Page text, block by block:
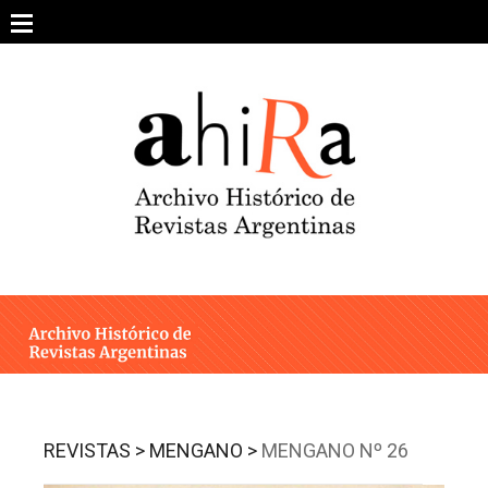
content
ARCHIVO DE REVISTAS
ESTUDIOS CRÍTICOS
INTEGRANTES
REVISTAS > MENGANO > MENGANO Nº 26